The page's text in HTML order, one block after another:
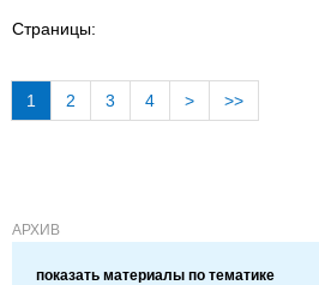
Страницы:
1 2 3 4 > >>
АРХИВ
показать материалы по тематике